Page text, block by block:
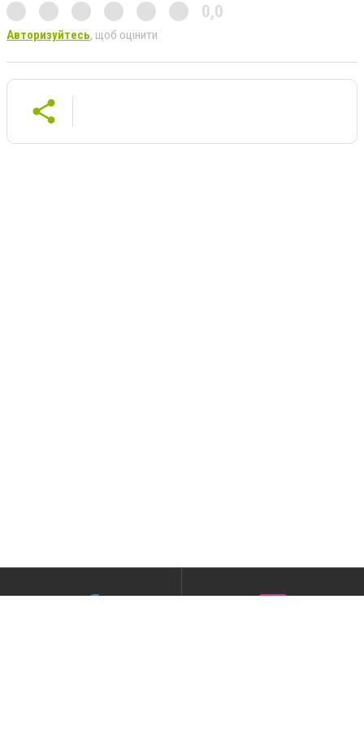
0,0
Авторизуйтесь, щоб оцінити